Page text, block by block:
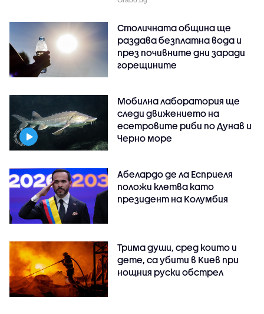
Столичната община ще
раздава безплатна вода и
през почивните дни заради
горещините
Мобилна лаборатория ще
следи движението на
есетровите риби по Дунав и
Черно море
Абелардо де ла Есприеля
положи клетва като
президент на Колумбия
Трима души, сред които и
дете, са убити в Киев при
нощния руски обстрел